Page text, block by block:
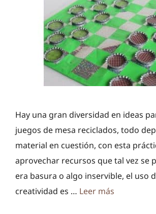
Hay una gran diversidad en ideas
juegos de mesa reciclados, todo
material en cuestión, con esta
aprovechar recursos que tal vez se
era basura o algo inservible, el uso
creatividad es … Leer más